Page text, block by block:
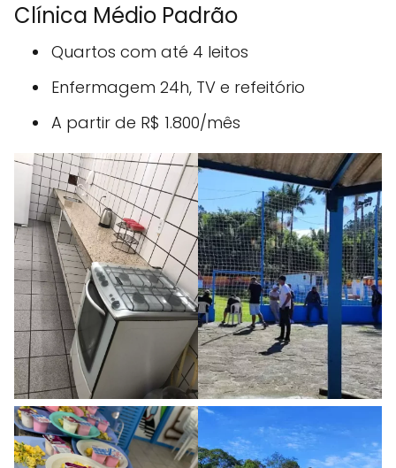
Clínica Médio Padrão
Quartos com até 4 leitos
Enfermagem 24h, TV e refeitório
A partir de R$ 1.800/mês